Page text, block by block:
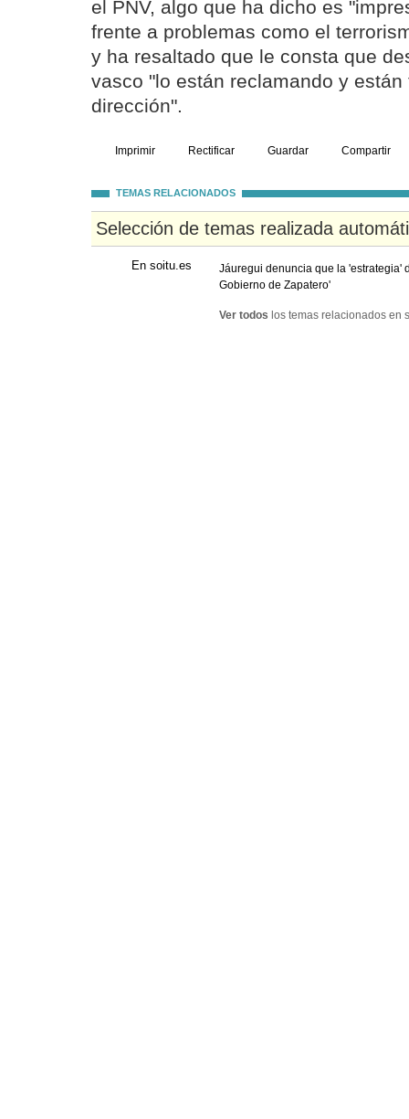
el PNV, algo que ha dicho es
frente a problemas como el
y ha resaltado que le consta que
vasco "lo están reclamando y
dirección".
Imprimir Rectificar Guardar Compartir
TEMAS RELACIONADOS
Selección de temas realizada
En soitu.es
Jáuregui denuncia que la 'estrategia'
Gobierno de Zapatero'
Ver todos los temas relacionados en